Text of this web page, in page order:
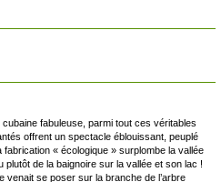
fabuleuse, parmi tout ces véritables
offrent un spectacle éblouissant, peuplé
« écologique » surplombe la vallée
de la baignoire sur la vallée et son lac !
venait se poser sur la branche de l’arbre